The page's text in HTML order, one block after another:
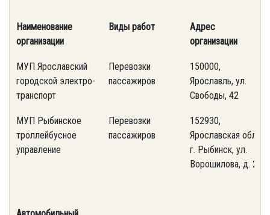
Наименование
организации
Виды работ
Адрес
организации
МУП Ярославский
городской электро-
транспорт
Перевозки
пассажиров
150000,
Ярославль, ул.
Свободы, 42
МУП Рыбинское
троллейбусное
управление
Перевозки
пассажиров
152930,
Ярославская обл.,
г. Рыбинск, ул.
Ворошилова, д. 25